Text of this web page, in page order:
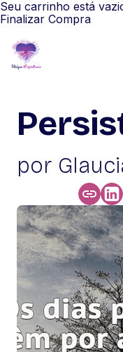
Seu carrinho está
Finalizar Compra
por